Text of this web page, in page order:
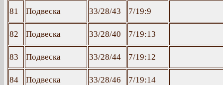
81 Подвеска 33/28/43 7/19:9
82 Подвеска 33/28/40 7/19:13
83 Подвеска 33/28/44 7/19:12
84 Подвеска 33/28/46 7/19:14